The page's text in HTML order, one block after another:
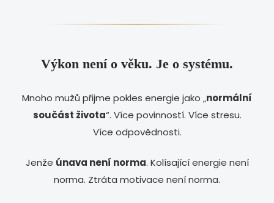
Výkon není o věku. Je o systému.
Mnoho mužů přijme pokles energie jako „normální
součást života“. Více povinností. Více stresu.
Více odpovědnosti.
Jenže únava není norma. Kolísající energie není
norma. Ztráta motivace není norma.